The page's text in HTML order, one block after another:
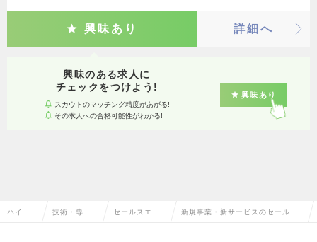
興味あり 詳細へ
興味のある求人に
チェックをつけよう!
スカウトのマッチング精度があがる!
その求人への合格可能性がわかる!
興味あり
ハイク 技術・専門 セールスエン 新規事業・新サービスのセールス